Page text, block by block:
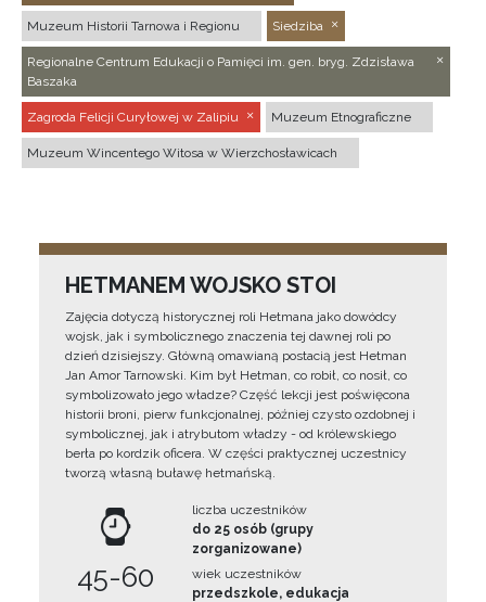
Muzeum Historii Tarnowa i Regionu Siedziba
Regionalne Centrum Edukacji o Pamięci im. gen. bryg. Zdzisława
Baszaka
Zagroda Felicji Curyłowej w Zalipiu Muzeum Etnograficzne
Muzeum Wincentego Witosa w Wierzchosławicach
HETMANEM WOJSKO STOI
Zajęcia dotyczą historycznej roli Hetmana jako dowódcy
wojsk, jak i symbolicznego znaczenia tej dawnej roli po
dzień dzisiejszy. Główną omawianą postacią jest Hetman
Jan Amor Tarnowski. Kim był Hetman, co robił, co nosił, co
symbolizowało jego władze? Część lekcji jest poświęcona
historii broni, pierw funkcjonalnej, później czysto ozdobnej i
symbolicznej, jak i atrybutom władzy - od królewskiego
berła po kordzik oficera. W części praktycznej uczestnicy
tworzą własną buławę hetmańską.
45-60
liczba uczestników
do 25 osób (grupy
zorganizowane)
wiek uczestników
przedszkole, edukacja